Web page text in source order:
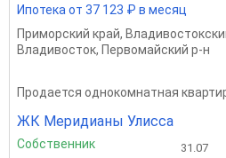
Ипотека от 37 123 ₽ в месяц
Приморский край,
Владивосток, Первомайский р-н
Продается однокомнатная
ЖК Меридианы Улисса
Собственник 31.07